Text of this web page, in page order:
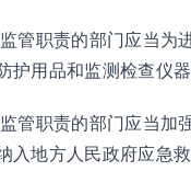
管职责的部门应当为
护用品和监测检查仪
管职责的部门应当加
入地方人民政府应急